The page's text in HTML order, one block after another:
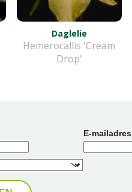
Daglelie
Hemerocallis 'Cream
Drop'
E-mailadres